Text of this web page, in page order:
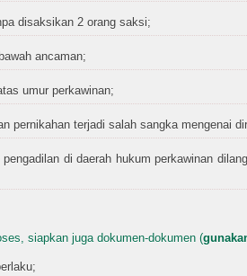
disaksikan 2 orang saksi;
ancaman;
umur perkawinan;
pernikahan terjadi salah sangka mengenai
pengadilan di daerah hukum perkawinan
siapkan juga dokumen-dokumen (